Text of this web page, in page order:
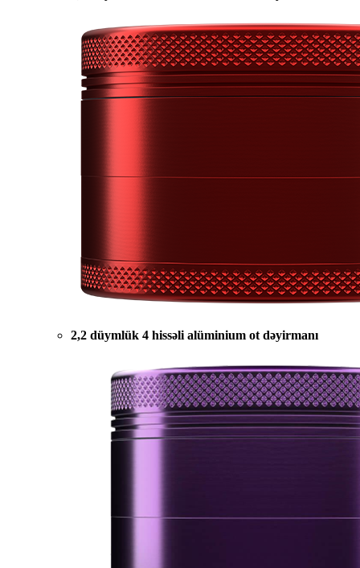
2,2 düymlük 4 hissəli alüminium ot dəyirmanı